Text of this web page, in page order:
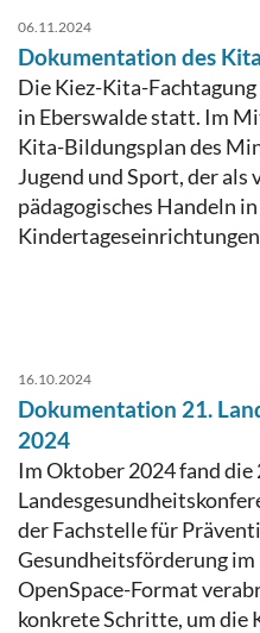
06.11.2024
Dokumentation des
Die Kiez-Kita-
in Eberswalde statt. Im
Kita-Bildungsplan des
Jugend und Sport, der
pädagogisches Handeln
16.10.2024
Dokumentation 21.
2024
Im Oktober 2024 fand die
der Fachstelle für
Gesundheitsförderung im
OpenSpace-Format
konkrete Schritte, um die